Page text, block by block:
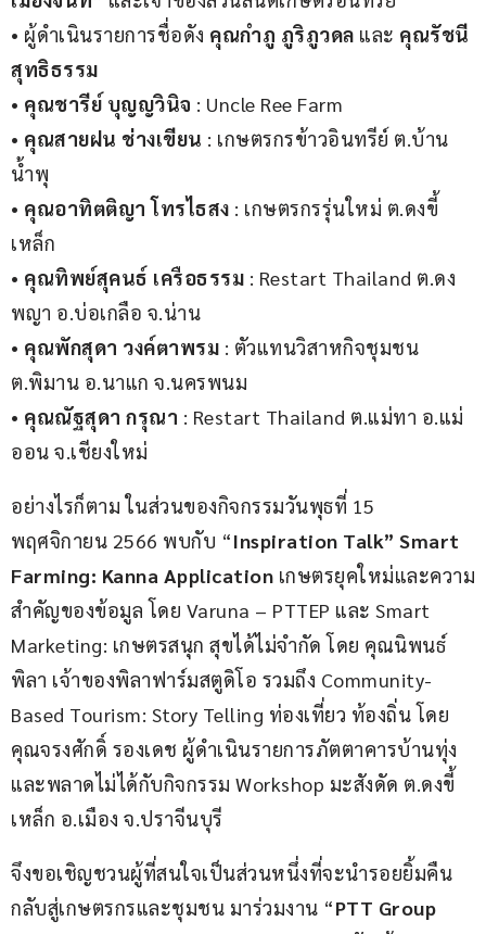
• ผู้ดำเนินรายการชื่อดัง คุณกำภู ภูริภูวดล และ คุณรัชนี
สุทธิธรรม
• คุณชารีย์ บุญญวินิจ : Uncle Ree Farm
• คุณสายฝน ช่างเขียน : เกษตรกรข้าวอินทรีย์ ต.บ้าน
น้ำพุ
• คุณอาทิตติญา โทรไธสง : เกษตรกรรุ่นใหม่ ต.ดงขี้
เหล็ก
• คุณทิพย์สุคนธ์ เครือธรรม : Restart Thailand ต.ดง
พญา อ.บ่อเกลือ จ.น่าน
• คุณพักสุดา วงค์ตาพรม : ตัวแทนวิสาหกิจชุมชน
ต.พิมาน อ.นาแก จ.นครพนม
• คุณณัฐสุดา กรุณา : Restart Thailand ต.แม่ทา อ.แม่
ออน จ.เชียงใหม่
อย่างไรก็ตาม ในส่วนของกิจกรรมวันพุธที่ 15
พฤศจิกายน 2566 พบกับ “Inspiration Talk” Smart
Farming: Kanna Application เกษตรยุคใหม่และความ
สำคัญของข้อมูล โดย Varuna – PTTEP และ Smart
Marketing: เกษตรสนุก สุขได้ไม่จำกัด โดย คุณนิพนธ์
พิลา เจ้าของพิลาฟาร์มสตูดิโอ รวมถึง Community-
Based Tourism: Story Telling ท่องเที่ยว ท้องถิ่น โดย
คุณจรงศักดิ์ รองเดช ผู้ดำเนินรายการภัตตาคารบ้านทุ่ง
และพลาดไม่ได้กับกิจกรรม Workshop มะสังดัด ต.ดงขี้
เหล็ก อ.เมือง จ.ปราจีนบุรี
จึงขอเชิญชวนผู้ที่สนใจเป็นส่วนหนึ่งที่จะนำรอยยิ้มคืน
กลับสู่เกษตรกรและชุมชน มาร่วมงาน “PTT Group